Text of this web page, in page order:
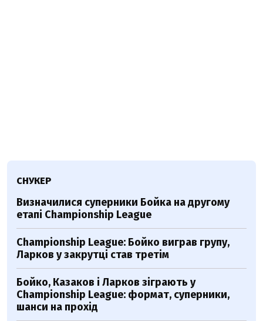
СНУКЕР
Визначилися суперники Бойка на другому
етапі Championship League
Championship League: Бойко виграв групу,
Ларков у закрутці став третім
Бойко, Казаков і Ларков зіграють у
Championship League: формат, суперники,
шанси на прохід